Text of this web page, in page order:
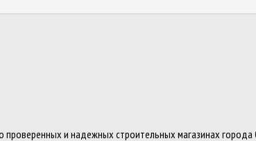
и надежных строительных магазинах города